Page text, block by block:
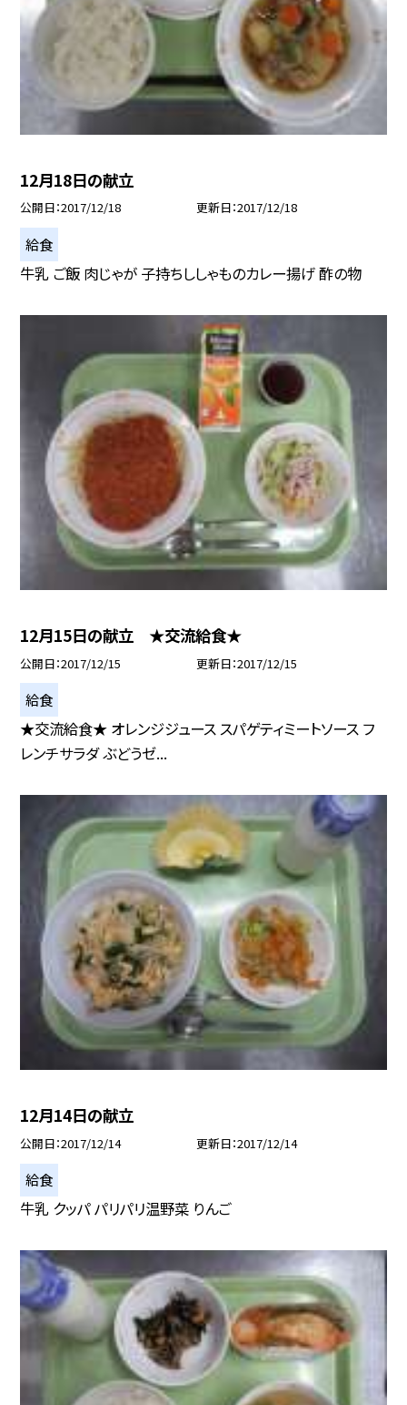
12月18日の献立
公開日 2017/12/18 更新日 2017/12/18
給食
牛乳 ご飯 肉じゃが 子持ちししゃものカレー揚げ 酢の物
12月15日の献立 ★交流給食★
公開日 2017/12/15 更新日 2017/12/15
給食
★交流給食★ オレンジジュース スパゲティミートソース フ
レンチサラダ ぶどうゼ...
12月14日の献立
公開日 2017/12/14 更新日 2017/12/14
給食
牛乳 クッパ パリパリ温野菜 りんご